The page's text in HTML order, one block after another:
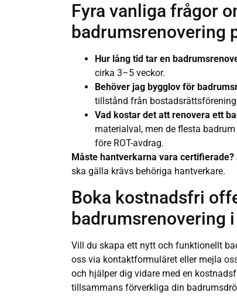
Fyra vanliga frågor
badrumsrenovering
Hur lång tid tar en
cirka 3–5 veckor.
Behöver jag bygglov för
tillstånd från
Vad kostar det att renovera ett
materialval, men de flesta
före ROT-avdrag.
Måste hantverkarna vara certifierade?
ska gälla krävs behöriga hantverkare.
Boka kostnadsfri
badrumsrenovering
Vill du skapa ett nytt och funktionellt
oss via kontaktformuläret eller mejla
och hjälper dig vidare med en
tillsammans förverkliga din